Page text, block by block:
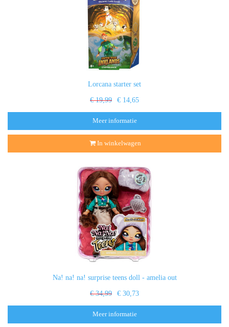
Lorcana starter set
€ 19,99 € 14,65
Meer informatie
In winkelwagen
Na! na! na! surprise teens doll - amelia out
€ 34,99 € 30,73
Meer informatie